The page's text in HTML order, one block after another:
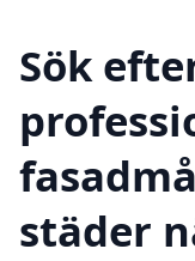
Sök
städer